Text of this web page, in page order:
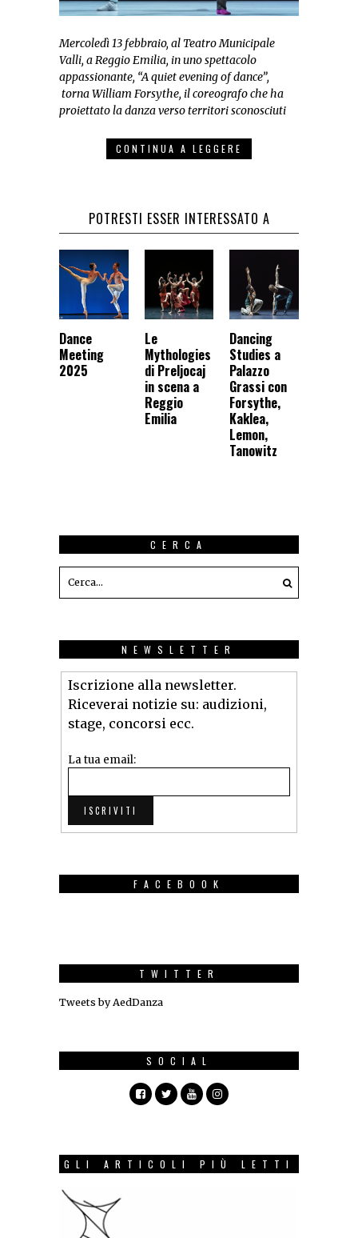
Mercoledì 13 febbraio, al Teatro Municipale
Valli, a Reggio Emilia, in uno spettacolo
appassionante, “A quiet evening of dance”,
torna William Forsythe, il coreografo che ha
proiettato la danza verso territori sconosciuti
CONTINUA A LEGGERE
POTRESTI ESSER INTERESSATO A
Dance
Meeting
2025
Le
Mythologies
di Preljocaj
in scena a
Reggio
Emilia
Dancing
Studies a
Palazzo
Grassi con
Forsythe,
Kaklea,
Lemon,
Tanowitz
CERCA
NEWSLETTER
Iscrizione alla newsletter.
Riceverai notizie su: audizioni,
stage, concorsi ecc.
La tua email:
FACEBOOK
TWITTER
Tweets by AedDanza
SOCIAL
GLI ARTICOLI PIÙ LETTI